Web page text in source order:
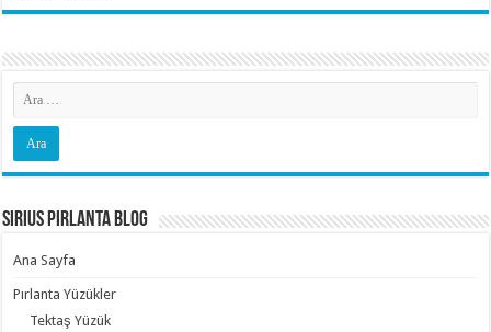
Sirius Pırlanta Blog
Ana Sayfa
Pırlanta Yüzükler
Tektaş Yüzük